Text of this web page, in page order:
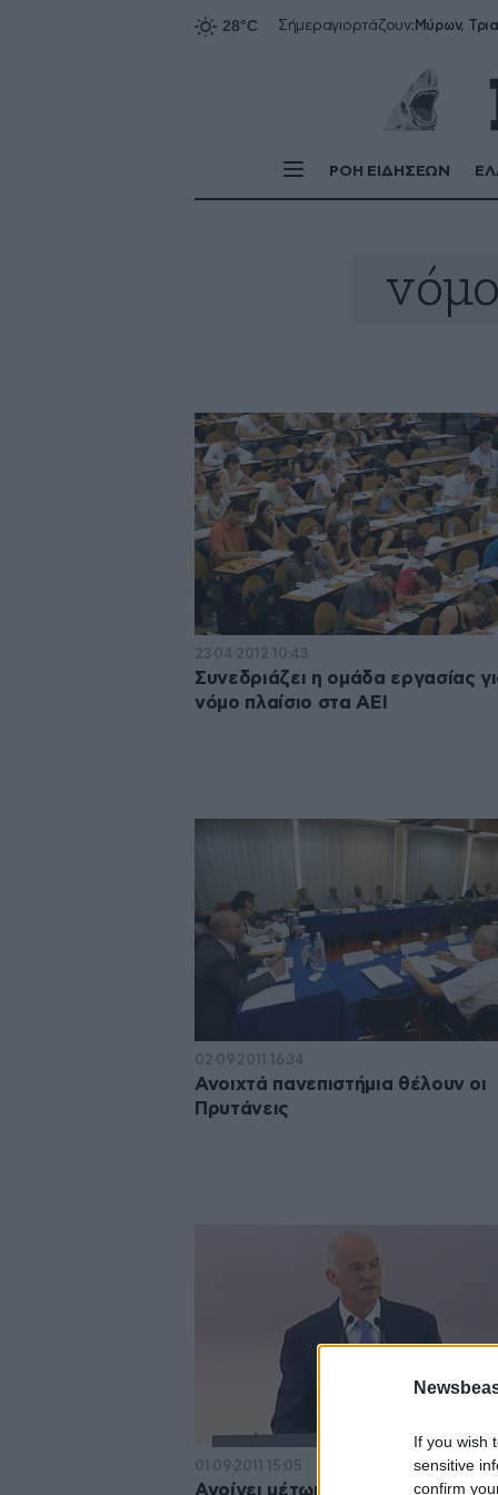
If you wish
sensitive
confirm
Σήμεραγιορτάζουν:
ΡΟΗ ΕΙΔΗΣΕΩΝ
23·04·2012 10:43
Συνεδριάζει η ομάδα εργασίας
νόμο πλαίσιο στα ΑΕΙ
02·09·2011 16:34
Ανοιχτά πανεπιστήμια θέλουν οι
Πρυτάνεις
01·09·2011 15:05
Ανοίγει μέτωπα λίγο πριν τη